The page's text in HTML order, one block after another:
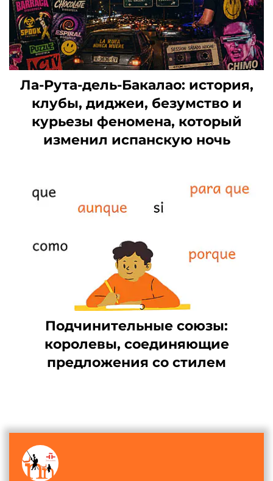
Ла-Рута-дель-Бакалао: история,
клубы, диджеи, безумство и
курьезы феномена, который
изменил испанскую ночь
Подчинительные союзы:
королевы, соединяющие
предложения со стилем